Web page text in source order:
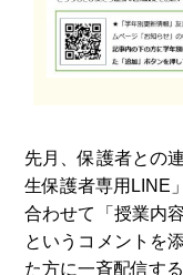
先月、保護者との
生保護者専用LINE
合わせて「授業内
というコメントを
た方に一斉配信する